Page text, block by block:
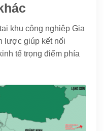
khu công nghiệp Gia
lược giúp kết nối
tế trọng điểm phía